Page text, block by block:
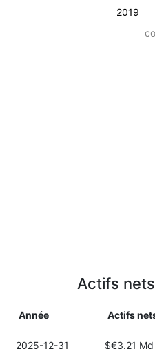
2019
Actifs
Année Actifs
2025-12-31 $€3.21 Md